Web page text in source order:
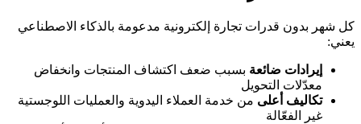
كل شهر بدون قدرات تجارة إلكترونية مدعومة بالذكاء الاصطناعي
يعني:
إيرادات ضائعةبسبب ضعف اكتشاف المنتجات وانخفاض
معدّلات التحويل
تكاليف أعلى من خدمة العملاء اليدوية والعمليات اللوجستية
غير الفعّالة